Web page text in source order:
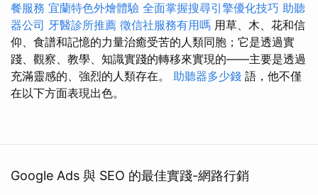
餐服務 宜蘭特色外燴體驗 全面掌握搜尋引擎優化技巧 助聽
器公司 牙醫診所推薦 徵信社服務有用嗎 用草、木、花和信
仰、食譜和記憶的力量治癒受苦的人類同胞；它是透過實
踐、觀察、教學、知識實踐的轉移來實現的——主要是透過
充滿靈感的、強烈的人類存在。 助聽器多少錢 語，他不僅
在以下方面表現出色。
Google Ads 與 SEO 的最佳實踐-網路行銷